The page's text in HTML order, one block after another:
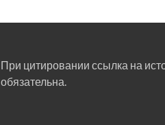
При цитировании ссылка на
обязательна.